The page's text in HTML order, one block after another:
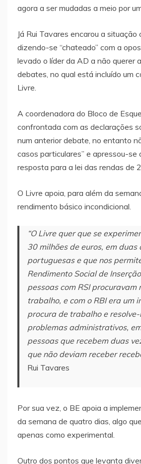
agora a ser mudadas a meio por
Já Rui Tavares encarou a situação
dizendo-se “chateado” com a
levado o líder da AD a não querer
debates, no qual está incluído um
Livre.
A coordenadora do Bloco de
confrontada com as declarações
num anterior debate, no entanto
casos particulares” e apressou-se
resposta para a lei das rendas de
O Livre apoia, para além da
rendimento básico incondicional.
“O Livre quer que se
30 milhões de euros, em duas
portuguesas e que nos
Rendimento Social de
pessoas com RSI procuravam
trabalho, e com o RBI era um
procura de trabalho e resolve-
problemas administrativos,
pessoas que recebem duas
que não deviam receber
Rui Tavares
Por sua vez, o BE apoia a
da semana de quatro dias, algo
apenas como experimental.
Outro dos pontos que levanta